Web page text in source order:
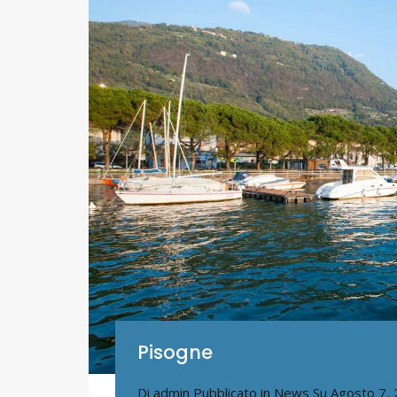
Pisogne
Di admin Pubblicato in News Su Agosto 7,